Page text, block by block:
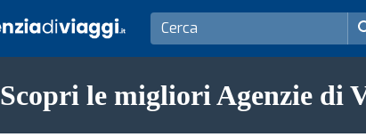
Scopri le migliori Agenzie di